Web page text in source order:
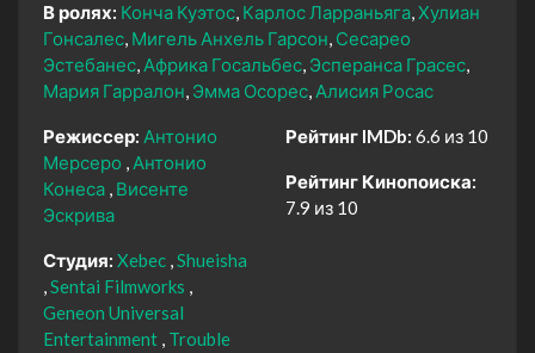
В ролях: Конча Куэтос Карлос Ларраньяга Хулиан
Гонсалес Мигель Анхель Гарсон Сесарео
Эстебанес Африка Госальбес Эсперанса Грасес
Мария Гарралон Эмма Осорес Алисия Росас
Режиссер: Антонио
Мерсеро
Антонио
Конеса Висенте
Эскрива
Студия: Xebec Shueisha
Sentai Filmworks
Geneon Universal
Entertainment Trouble
Рейтинг IMDb: 6.6 из 10
Рейтинг Кинопоиска:
7.9 из 10